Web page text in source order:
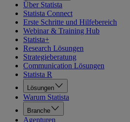
Über Statista
Statista Connect
Erste Schritte und Hilfebereich
Webinar & Training Hub
Statista+
Research Lösungen
Strategieberatung
Communication Lösungen
Statista R
Lösungen
Warum Statista
Branche
Agenturen